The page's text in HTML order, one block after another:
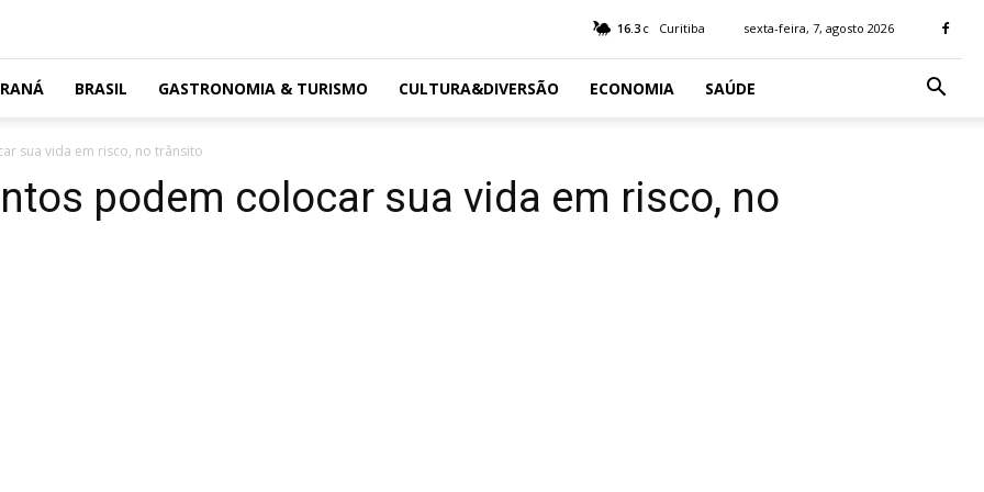
16.3 C Curitiba sexta-feira, 7, agosto 2026
BRASIL GASTRONOMIA & TURISMO CULTURA&DIVERSÃO ECONOMIA SAÚDE
sua vida em risco, no trânsito
podem colocar sua vida em risco, no